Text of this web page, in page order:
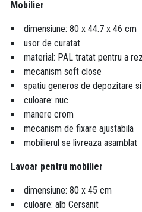
Mobilier
dimensiune: 80 x 44.7 x 46 cm
usor de curatat
material: PAL tratat pentru a
mecanism soft close
spatiu generos de depozitare
culoare: nuc
manere crom
mecanism de fixare ajustabila
mobilierul se livreaza asamblat
Lavoar pentru mobilier
dimensiune: 80 x 45 cm
culoare: alb Cersanit